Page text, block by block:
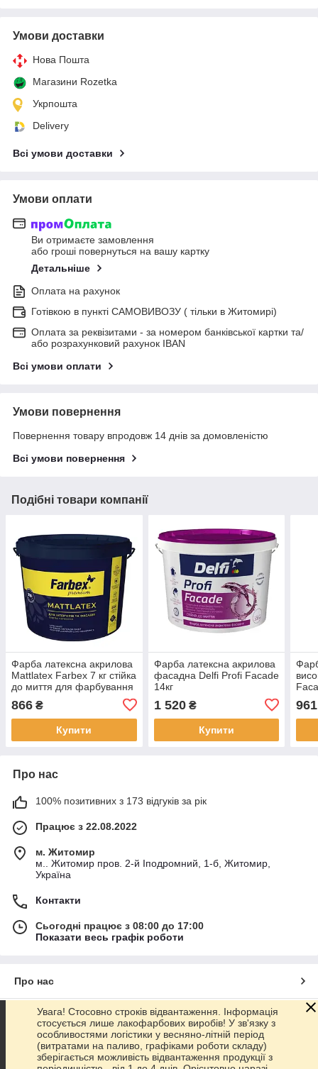
Умови доставки
Нова Пошта
Магазини Rozetka
Укрпошта
Delivery
Всі умови доставки
Умови оплати
Ви отримаєте замовлення
або гроші повернуться на вашу картку
Детальніше
Оплата на рахунок
Готівкою в пункті САМОВИВОЗУ ( тільки в Житомирі)
Оплата за реквізитами - за номером банківської картки та/
або розрахунковий рахунок IBAN
Всі умови оплати
Умови повернення
Повернення товару впродовж 14 днів за домовленістю
Всі умови повернення
Подібні товари компанії
Фарба латексна акрилова
Mattlatex Farbex 7 кг стійка
до миття для фарбування
вологих приміщеннях
866 ₴
Купити
Фарба латексна акрилова
фасадна Delfi Profi Facade
14кг
1 520₴
Купити
961
Про нас
100% позитивних з 173 відгуків за рік
Працює з 22.08.2022
м. Житомир
м.. Житомир пров. 2-й Іподромний, 1-б, Житомир,
Україна
Контакти
Сьогодні працює з 08:00 до 17:00
Показати весь графік роботи
Про нас
Контакти
Доставка та оплата
Увага! Стосовно строків відвантаження. Інформація
стосується лише лакофарбових виробів! У зв'язку з
особливостями логістики у весняно-літній період
(витратами на паливо, графіками роботи складу)
зберігається можливість відвантаження продукції з